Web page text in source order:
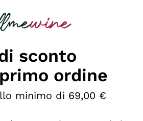
sconto
ordine
minimo di 69,00 €